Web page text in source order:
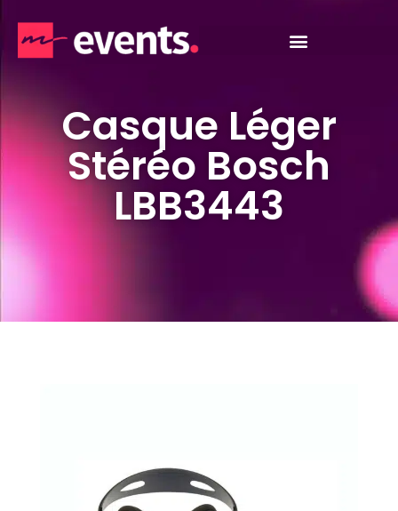
Casque Léger
Stéréo Bosch
LBB3443